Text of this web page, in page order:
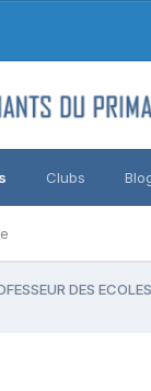
Clubs
DES ECOLES